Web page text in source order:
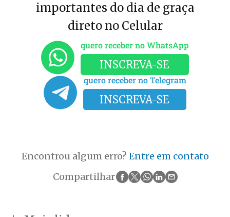
importantes do dia de graça
direto no Celular
quero receber no WhatsApp
INSCREVA-SE
quero receber no Telegram
INSCREVA-SE
Encontrou algum erro? Entre em contato
Compartilhar